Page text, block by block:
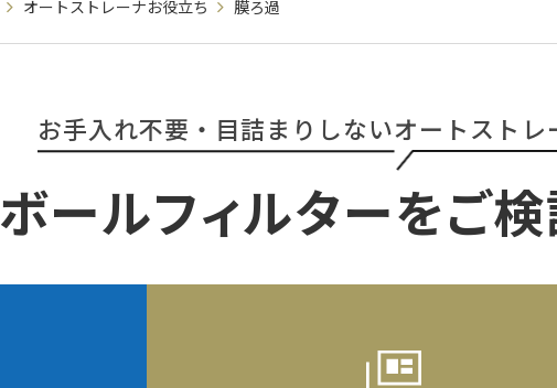
オートストレーナお役立ち 膜ろ過
お手入れ不要・目詰まりしないオートストレ
ボールフィルターをご